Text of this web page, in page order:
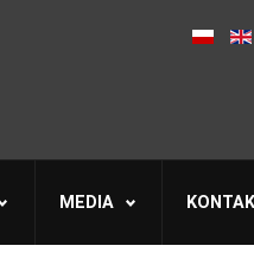
MEDIA